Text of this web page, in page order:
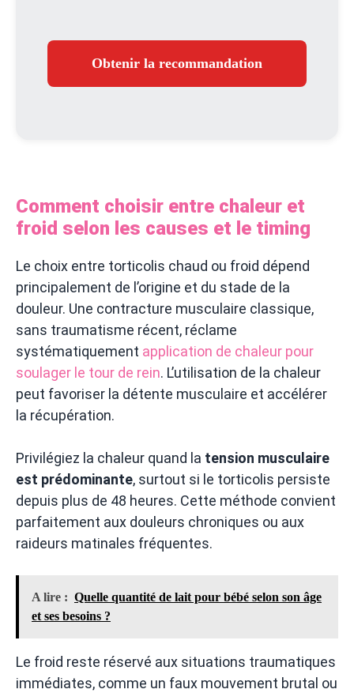
Obtenir la recommandation
Comment choisir entre chaleur et
froid selon les causes et le timing
Le choix entre torticolis chaud ou froid dépend
principalement de l’origine et du stade de la
douleur. Une contracture musculaire classique,
sans traumatisme récent, réclame
systématiquement application de chaleur pour
soulager le tour de rein. L’utilisation de la chaleur
peut favoriser la détente musculaire et accélérer
la récupération.
Privilégiez la chaleur quand la tension musculaire
est prédominante, surtout si le torticolis persiste
depuis plus de 48 heures. Cette méthode convient
parfaitement aux douleurs chroniques ou aux
raideurs matinales fréquentes.
A lire : Quelle quantité de lait pour bébé selon son âge
et ses besoins ?
Le froid reste réservé aux situations traumatiques
immédiates, comme un faux mouvement brutal ou